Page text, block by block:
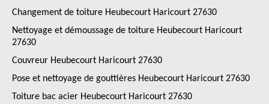
Changement de toiture Heubecourt Haricourt 27630
Nettoyage et démoussage de toiture Heubecourt Haricourt
27630
Couvreur Heubecourt Haricourt 27630
Pose et nettoyage de gouttières Heubecourt Haricourt 27630
Toiture bac acier Heubecourt Haricourt 27630